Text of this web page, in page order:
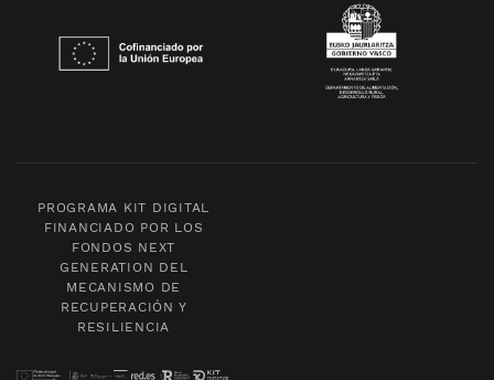
PROGRAMA KIT DIGITAL
FINANCIADO POR LOS
FONDOS NEXT
GENERATION DEL
MECANISMO DE
RECUPERACIÓN Y
RESILIENCIA